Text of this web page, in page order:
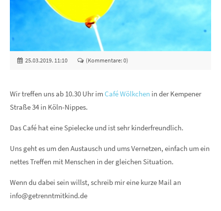
25.03.2019. 11:10 (Kommentare: 0)
Wir treffen uns ab 10.30 Uhr imCafé Wölkchen in der Kempener
Straße 34 in Köln-Nippes.
Das Café hat eine Spielecke und ist sehr kinderfreundlich.
Uns geht es um den Austausch und ums Vernetzen, einfach um ein
nettes Treffen mit Menschen in der gleichen Situation.
Wenn du dabei sein willst, schreib mir eine kurze Mail an
info@getrenntmitkind.de